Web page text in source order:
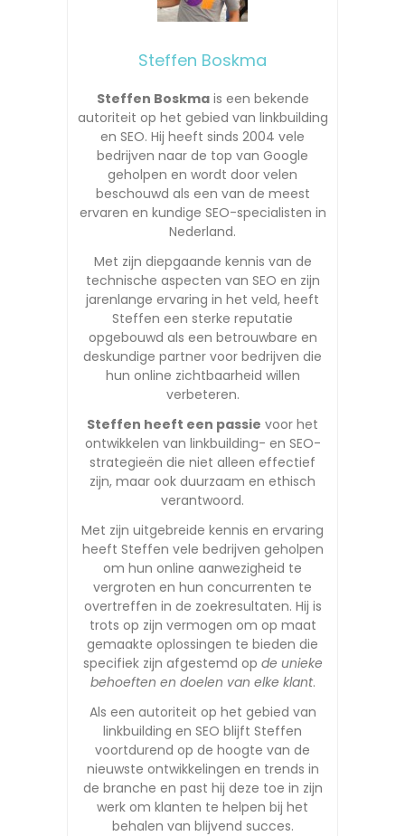
Steffen Boskma
Steffen Boskmais een bekende
autoriteit op het gebied van linkbuilding
en SEO. Hij heeft sinds 2004 vele
bedrijven naar de top van Google
geholpen en wordt door velen
beschouwd als een van de meest
ervaren en kundige SEO-specialisten in
Nederland.
Met zijn diepgaande kennis van de
technische aspecten van SEO en zijn
jarenlange ervaring in het veld, heeft
Steffen een sterke reputatie
opgebouwd als een betrouwbare en
deskundige partner voor bedrijven die
hun online zichtbaarheid willen
verbeteren.
Steffen heeft een passie voor het
ontwikkelen van linkbuilding- en SEO-
strategieën die niet alleen effectief
zijn, maar ook duurzaam en ethisch
verantwoord.
Met zijn uitgebreide kennis en ervaring
heeft Steffen vele bedrijven geholpen
om hun online aanwezigheid te
vergroten en hun concurrenten te
overtreffen in de zoekresultaten. Hij is
trots op zijn vermogen om op maat
gemaakte oplossingen te bieden die
specifiek zijn afgestemd op de unieke
behoeften en doelen van elke klant.
Als een autoriteit op het gebied van
linkbuilding en SEO blijft Steffen
voortdurend op de hoogte van de
nieuwste ontwikkelingen en trends in
de branche en past hij deze toe in zijn
werk om klanten te helpen bij het
behalen van blijvend succes.